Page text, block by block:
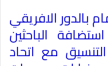
بالدور الافريقي
الباحثين
مع اتحاد